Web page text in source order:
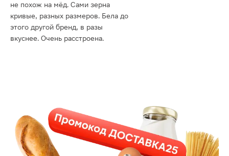
не похож на мёд. Сами зерна
кривые, разных размеров. Бела до
этого другой бренд, в разы
вкуснее. Очень расстроена.